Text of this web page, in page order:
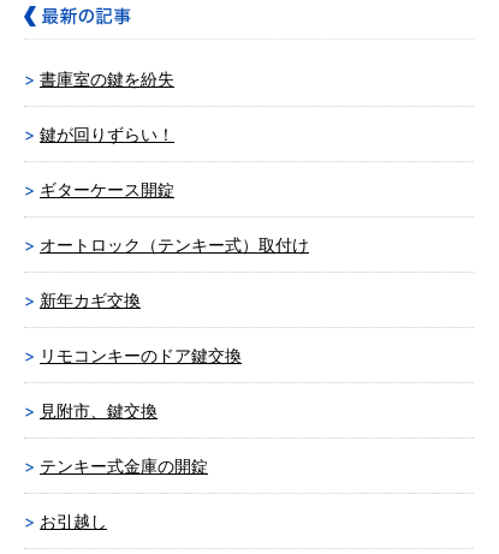
書庫室の鍵を紛失
鍵が回りずらい！
ギターケース開錠
オートロック（テンキー式）取付け
新年カギ交換
リモコンキーのドア鍵交換
見附市、鍵交換
テンキー式金庫の開錠
お引越し